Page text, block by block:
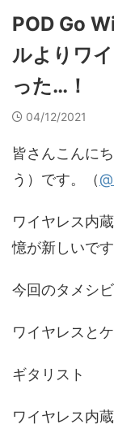
POD Go
ルよりワ
った…！
04/12/2021
皆さんこんに
う）です。（
ワイヤレス内
憶が新しいで
今回のタメシ
ワイヤレスと
ギタリスト
ワイヤレス内